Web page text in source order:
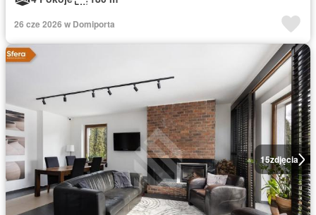
26 cze 2026 w Domiporta
15zdjęcia